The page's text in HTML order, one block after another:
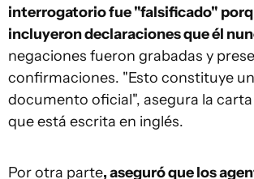
interrogatorio fue "falsificado"
incluyeron declaraciones que él
negaciones fueron grabadas y
confirmaciones. "Esto constituye
documento oficial", asegura la
que está escrita en inglés.
Por otra parte, aseguró que los